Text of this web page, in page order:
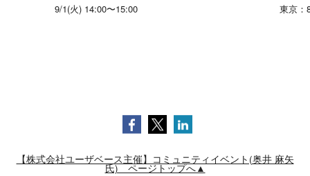
9/1(火) 14:00〜15:00
東京：
【株式会社ユーザベース主催】コミュニティイベント(奥井 麻矢
氏) ページトップへ▲